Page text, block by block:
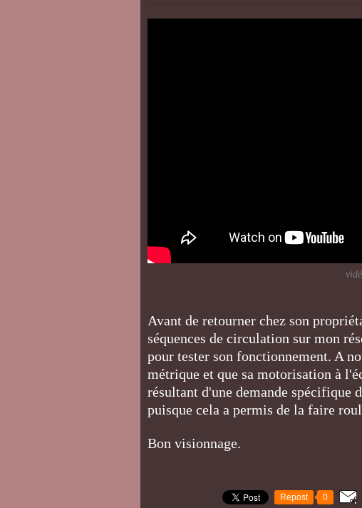
Avant de retourner chez son
séquences de circulation sur mon
pour tester son fonctionnement. A
métrique et que sa motorisation à
résultant d'une demande spécifique
puisque cela a permis de la faire
Bon visionnage.
Repost 0